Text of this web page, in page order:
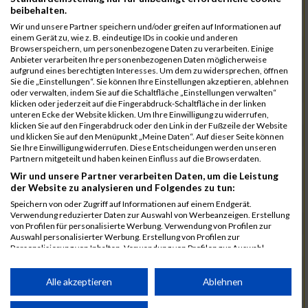
7172 Schneider
00:39:47.3
7192
Stadtmüller
00:39:56.1
7078
Kuznetsov 00:39:58.7
03:21:27
7025
Hauns
00:40:10.6
7239
Wörz
00:40:24.7
7110
Müller
00:40:26.0
7232
Winter
00:40:27.7
6977
Brunner 00:40:38.0
7092
Lüpertz
00:40:44.0
7152
Roppelt
00:40:45.8
6952
Bär
00:40:59.7
7136
Pust
00:41:23.3
7073
Kühn 00:41:35.5
03:30:34
Leingang
00:41:50.1
beibehalten.
Wir und unsere Partner speichern und/oder greifen auf Informationen auf
einem Gerät zu, wie z. B. eindeutige IDs in cookie und anderen
Browserspeichern, um personenbezogene Daten zu verarbeiten. Einige
Anbieter verarbeiten Ihre personenbezogenen Daten möglicherweise
aufgrund eines berechtigten Interesses. Um dem zu widersprechen, öffnen
Sie die „Einstellungen“. Sie können Ihre Einstellungen akzeptieren, ablehnen
oder verwalten, indem Sie auf die Schaltfläche „Einstellungen verwalten“
klicken oder jederzeit auf die Fingerabdruck-Schaltfläche in der linken
unteren Ecke der Website klicken. Um Ihre Einwilligung zu widerrufen,
klicken Sie auf den Fingerabdruck oder den Link in der Fußzeile der Website
und klicken Sie auf den Menüpunkt „Meine Daten“. Auf dieser Seite können
Sie Ihre Einwilligung widerrufen. Diese Entscheidungen werden unseren
Partnern mitgeteilt und haben keinen Einfluss auf die Browserdaten.
Wir und unsere Partner verarbeiten Daten, um die Leistung
der Website zu analysieren und Folgendes zu tun:
Speichern von oder Zugriff auf Informationen auf einem Endgerät.
Verwendung reduzierter Daten zur Auswahl von Werbeanzeigen. Erstellung
von Profilen für personalisierte Werbung. Verwendung von Profilen zur
Auswahl personalisierter Werbung. Erstellung von Profilen zur
Personalisierung von Inhalten. Verwendung von Profilen zur Auswahl
Performance von Inhalten. Analyse von Zielgruppen durch Statistiken oder
Kombinationen von Daten aus verschiedenen Quellen. Entwicklung und
von Inhalten.
Alle akzeptieren Ablehnen